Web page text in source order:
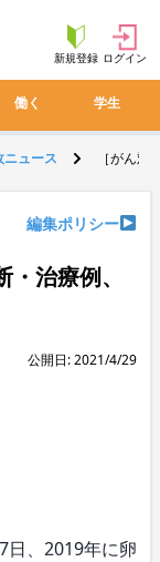
新規登録 ログイン
働く 学生
ニュース ［がん
編集ポリシー
治療例、
公開日: 2021/4/29
、2019年に卵